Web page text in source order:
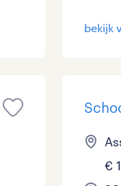
bekijk
€